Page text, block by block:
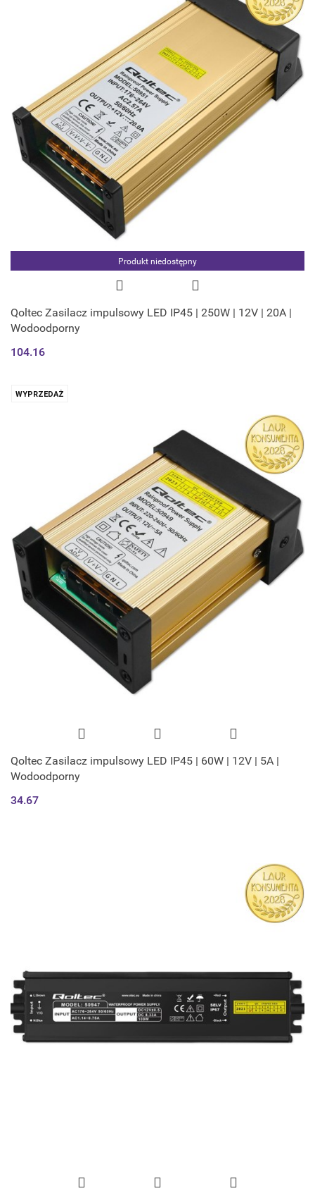
Produkt niedostępny
Qoltec Zasilacz impulsowy LED IP45 | 250W | 12V | 20A |
Wodoodporny
104.16
WYPRZEDAŻ
Qoltec Zasilacz impulsowy LED IP45 | 60W | 12V | 5A |
Wodoodporny
34.67